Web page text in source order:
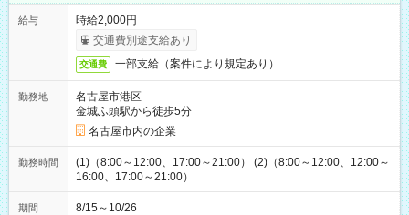
給与
時給2,000円
交通費別途支給あり
交通費 一部支給（案件により規定あり）
勤務地
名古屋市港区
金城ふ頭駅から徒歩5分
名古屋市内の企業
勤務時間
(1)（8:00～12:00、17:00～21:00） (2)（8:00～12:00、12:00～
16:00、17:00～21:00）
期間 8/15～10/26